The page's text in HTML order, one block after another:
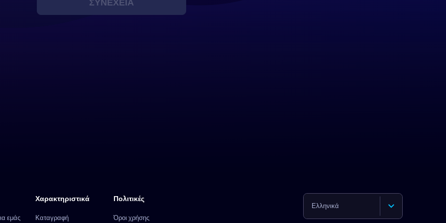
ΣΥΝΈΧΕΙΑ
εμάς
Πολιτικές
Όροι χρήσης
Χαρακτηριστικά
Καταγραφή
Ελληνικά